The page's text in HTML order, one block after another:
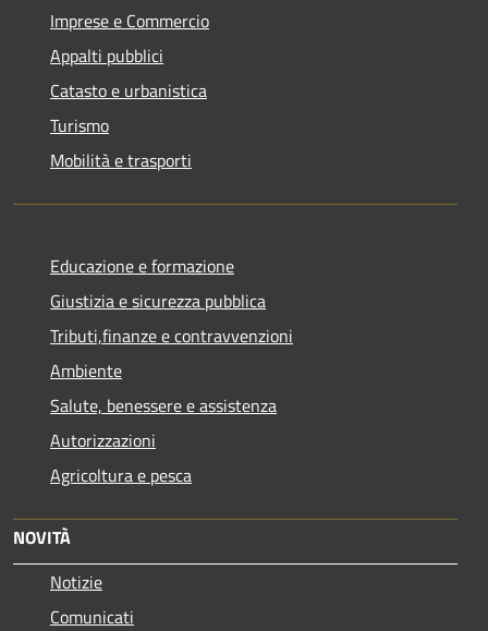
Imprese e Commercio
Appalti pubblici
Catasto e urbanistica
Turismo
Mobilità e trasporti
Educazione e formazione
Giustizia e sicurezza pubblica
Tributi,finanze e contravvenzioni
Ambiente
Salute, benessere e assistenza
Autorizzazioni
Agricoltura e pesca
NOVITÀ
Notizie
Comunicati